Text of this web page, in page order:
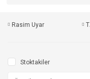
Rasim Uyar
Stoktakiler